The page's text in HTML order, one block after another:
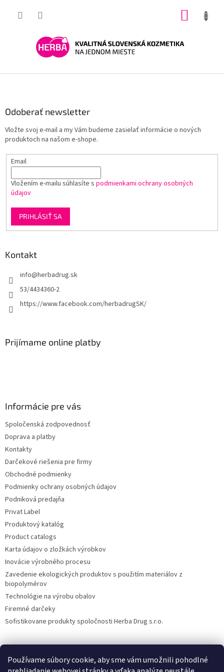
Používame súbory cookie, aby sme vám umožnili pohodlné
Odoberať newsletter
Vložte svoj e-mail a my Vám budeme zasielať informácie o nových
produktoch na našom e-shope.
Email
Vložením e-mailu súhlasíte s podmienkami ochrany osobných
údajov
PRIHLÁSIŤ SA
Kontakt
info@herbadrug.sk
53/4434360-2
https://www.facebook.com/herbadrugSK/
Prijímame online platby
Informácie pre vás
Spoločenská zodpovednosť
Doprava a platby
Kontakty
Darčekové riešenia pre firmy
Obchodné podmienky
Podmienky ochrany osobných údajov
Podniková predajňa
Privat Label
Produktový katalóg
Product catalogs
Karta údajov o zložkách výrobkov
Inovácie výrobného procesu
Zavedenie ekologických produktov s použitím materiálov z
biopolymérov
Technológie na výrobu obalov
Firemné darčeky
Sofistikovane produkty spoločnosti Herba Drug s.r.o.
DiXi Carpathia Herbarium Nubian